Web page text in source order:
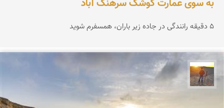
به سوی عمارت کوشک سرهنگ آباد
۵ دقیقه رانندگی در جاده زیر باران، همسفرم شوید
مهدی مخلصیان